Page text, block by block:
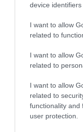
device identifiers
I want to allow
related to
I want to allow
related to
I want to allow
related to
functionality and
user protection.
Denominación
Crema de pollo
EspañaNombre
GALLINA
Plaza Europa, 42